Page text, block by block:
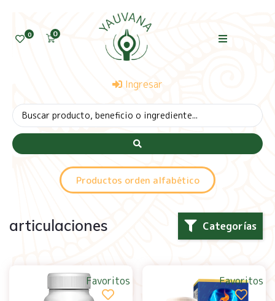
0 0
Ingresar
Productos orden alfabético
Categorías
articulaciones
Favoritos Favoritos